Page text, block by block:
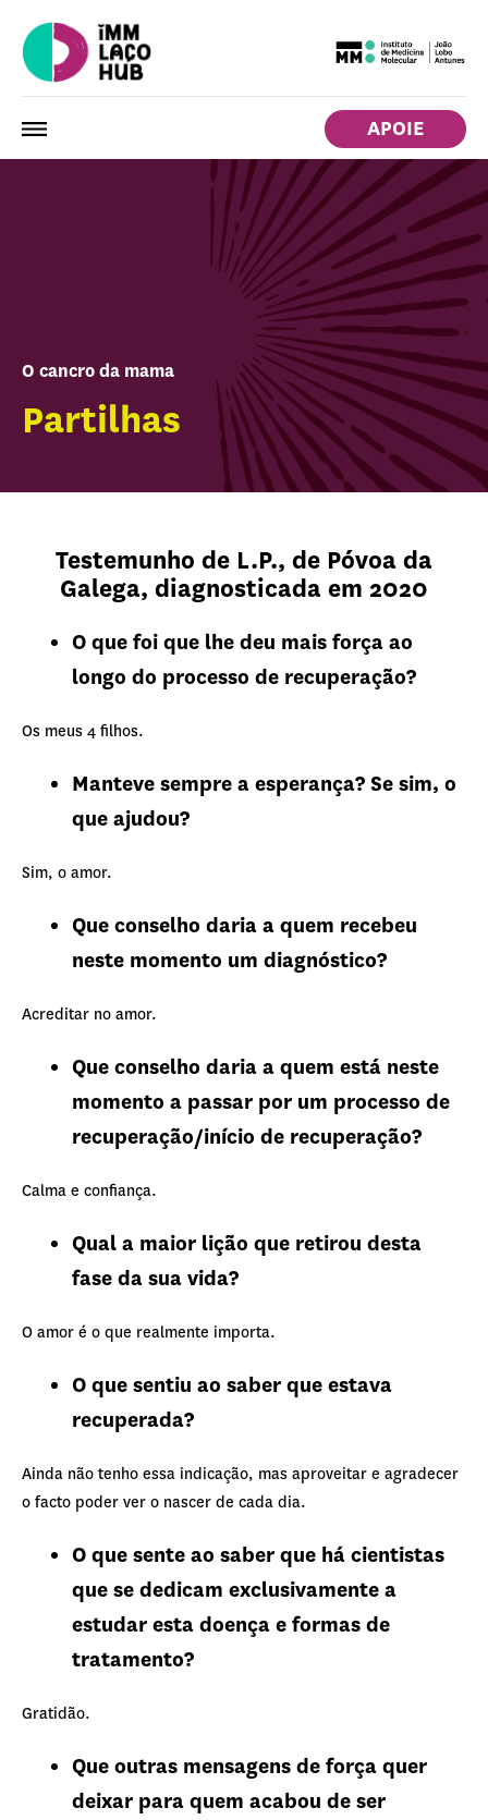
APOIE
O cancro da mama
Partilhas
Testemunho de L.P., de Póvoa da
Galega, diagnosticada em 2020
O que foi que lhe deu mais força ao
longo do processo de recuperação?
Os meus 4 filhos.
Manteve sempre a esperança? Se sim, o
que ajudou?
Sim, o amor.
Que conselho daria a quem recebeu
neste momento um diagnóstico?
Acreditar no amor.
Que conselho daria a quem está neste
momento a passar por um processo de
recuperação/início de recuperação?
Calma e confiança.
Qual a maior lição que retirou desta
fase da sua vida?
O amor é o que realmente importa.
O que sentiu ao saber que estava
recuperada?
Ainda não tenho essa indicação, mas aproveitar e agradecer
o facto poder ver o nascer de cada dia.
O que sente ao saber que há cientistas
que se dedicam exclusivamente a
estudar esta doença e formas de
tratamento?
Gratidão.
Que outras mensagens de força quer
deixar para quem acabou de ser